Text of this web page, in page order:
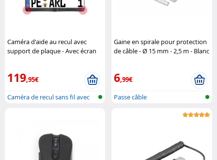
Caméra d'aide au recul avec
support de plaque - Avec écran
119,95€
Caméra de recul sans fil avec
Gaine en spirale pour protection
de câble - Ø 15 mm - 2,5 m - Blanc
6,99€
Passe câble